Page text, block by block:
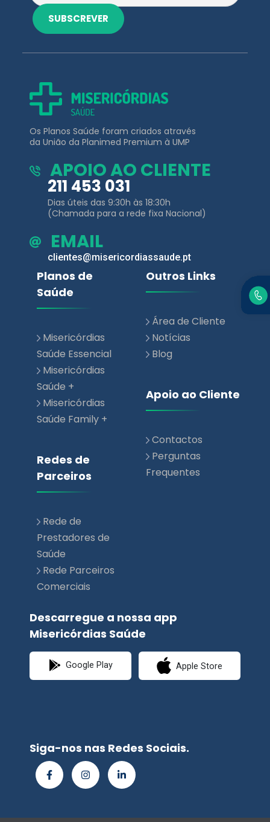
SUBSCREVER
Os Planos Saúde foram criados através
da União da Planimed Premium à UMP
APOIO AO CLIENTE
211 453 031
Dias úteis das 9:30h às 18:30h
(Chamada para a rede fixa Nacional)
EMAIL
clientes@misericordiassaude.pt
Planos de
Saúde
Misericórdias
Saúde Essencial
Misericórdias
Saúde +
Misericórdias
Saúde Family +
Redes de
Parceiros
Rede de
Prestadores de
Saúde
Rede Parceiros
Comerciais
Outros Links
Área de Cliente
Notícias
Blog
Apoio ao Cliente
Contactos
Perguntas
Frequentes
Descarregue a nossa app
Misericórdias Saúde
Google Play Apple Store
Siga-nos nas Redes Sociais.